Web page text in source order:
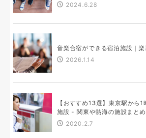
2024.6.28
音楽合宿ができる宿泊施設｜
2026.1.14
【おすすめ13選】東京駅から
施設 - 関東や熱海の施設まとめ
2020.2.7